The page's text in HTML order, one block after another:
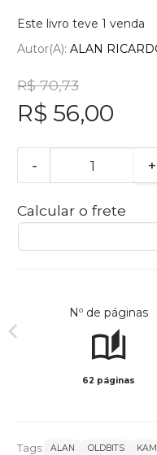
Este livro teve 1 venda
Autor(a): ALAN
R$ 70,73
R$ 56,00
- +
Calcular o frete
Nº de páginas
62 páginas
Tags: ALAN OLDBITS